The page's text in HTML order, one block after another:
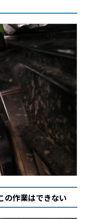
の作業はできない